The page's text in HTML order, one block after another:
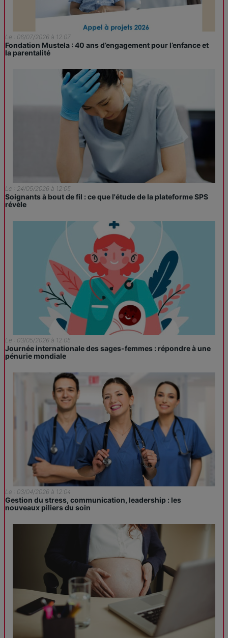
Le : 06/07/2026 à 12:07
Fondation Mustela : 40 ans d’engagement pour l’enfance et
la parentalité
Le : 24/05/2026 à 12:05
Soignants à bout de fil : ce que l'étude de la plateforme SPS
révèle
Le : 03/05/2026 à 12:05
Journée internationale des sages-femmes : répondre à une
pénurie mondiale
Le : 03/04/2026 à 12:04
Gestion du stress, communication, leadership : les
nouveaux piliers du soin